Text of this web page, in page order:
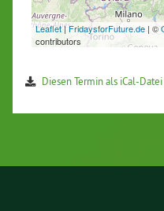
Diesen Termin als iCal-